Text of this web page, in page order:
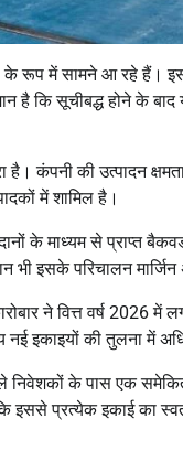
के रूप में सामने आ रहे हैं।
है कि सूचीबद्ध होने के
है। कंपनी की उत्पादन
में शामिल है।
के माध्यम से प्राप्त
भी इसके परिचालन
ने वित्त वर्ष 2026
इकाइयों की तुलना में
निवेशकों के पास एक
इससे प्रत्येक इकाई का